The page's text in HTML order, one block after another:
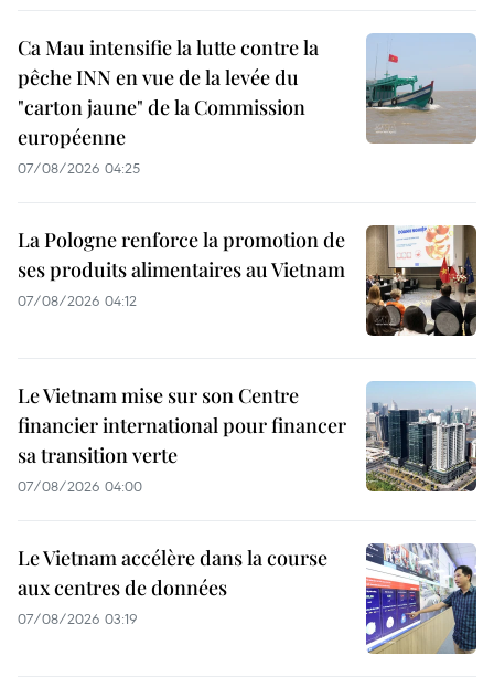
Ca Mau intensifie la lutte contre la
pêche INN en vue de la levée du
"carton jaune" de la Commission
européenne
07/08/2026 04:25
La Pologne renforce la promotion de
ses produits alimentaires au Vietnam
07/08/2026 04:12
Le Vietnam mise sur son Centre
financier international pour financer
sa transition verte
07/08/2026 04:00
Le Vietnam accélère dans la course
aux centres de données
07/08/2026 03:19